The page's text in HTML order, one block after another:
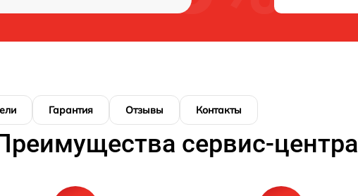
Гарантия Отзывы Контакты
сервис-центра